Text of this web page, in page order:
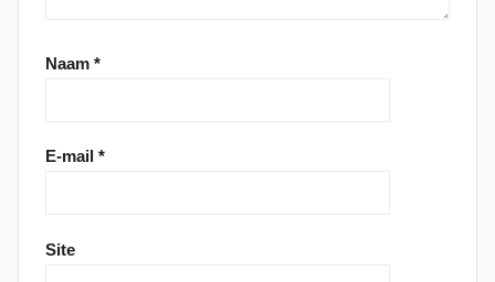
Naam *
E-mail *
Site